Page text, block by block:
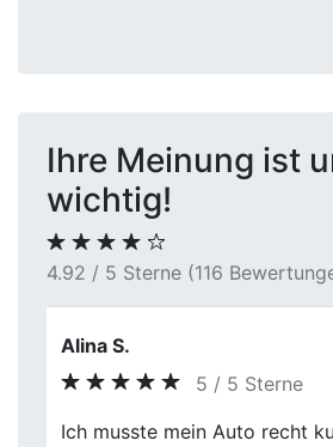
Ihre Meinung ist
wichtig!
4.92 / 5 Sterne (116
Tobias Wernecke
5 / 5 Sterne
Auto verkauft, Geld erhalten